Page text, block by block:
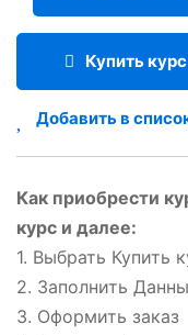
Купить курс
Добавить в
Как приобрести
курс и далее:
1. Выбрать Купить
2. Заполнить
3. Оформить заказ